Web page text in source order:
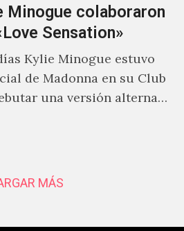
Minogue colaboraron
Sensation»
Kylie Minogue estuvo
de Madonna en su Club
una versión alterna
MÁS